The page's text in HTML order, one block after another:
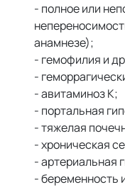
- полное или
анамнезе);
- гемофилия и
-
- авитаминоз К;
- портальная
- тяжелая
- хроническая
- артериальная
- беременность